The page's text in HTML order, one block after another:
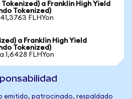
a Franklin High Yield
Tokenized)
FLHYon
a Franklin High Yield
Tokenized)
1,6428 FLHYon
emitido, patrocinado, respaldado